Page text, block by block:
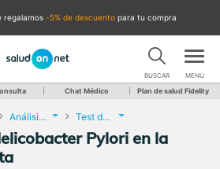
regalamos -5% de descuento para tu compra
BUSCAR MENU
Chat Médico Plan de salud Fidelity
Análisis Clínicos Test del aliento Helicobacter Pylori
Pylori en la